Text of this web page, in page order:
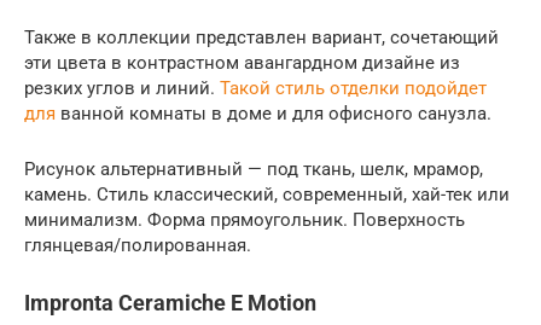
Также в коллекции представлен вариант, сочетающий
эти цвета в контрастном авангардном дизайне из
резких углов и линий. Такой стиль отделки подойдет
для ванной комнаты в доме и для офисного санузла.
Рисунок альтернативный — под ткань, шелк, мрамор,
камень. Стиль классический, современный, хай-тек или
минимализм. Форма прямоугольник. Поверхность
глянцевая/полированная.
Impronta Ceramiche E Motion